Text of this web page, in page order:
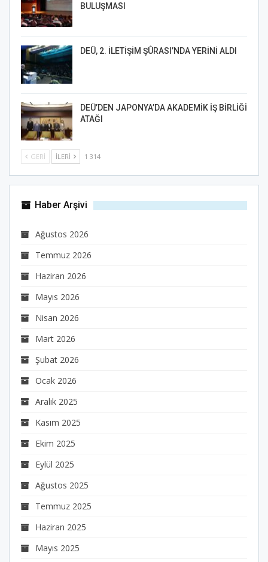
BULUŞMASI
DEÜ, 2. İLETİŞİM ŞÛRASI’NDA YERİNİ ALDI
DEÜ’DEN JAPONYA’DA AKADEMİK İŞ BİRLİĞİ
ATAĞI
GERI İLERI 1 314
Haber Arşivi
Ağustos 2026
Temmuz 2026
Haziran 2026
Mayıs 2026
Nisan 2026
Mart 2026
Şubat 2026
Ocak 2026
Aralık 2025
Kasım 2025
Ekim 2025
Eylül 2025
Ağustos 2025
Temmuz 2025
Haziran 2025
Mayıs 2025